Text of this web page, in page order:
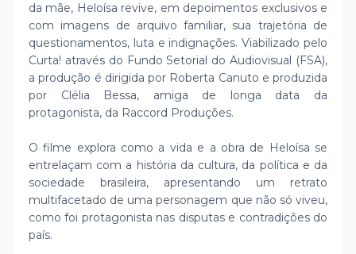
da mãe, Heloísa revive, em depoimentos exclusivos e
com imagens de arquivo familiar, sua trajetória de
questionamentos, luta e indignações. Viabilizado pelo
Curta! através do Fundo Setorial do Audiovisual (FSA),
a produção é dirigida por Roberta Canuto e produzida
por Clélia Bessa, amiga de longa data da
protagonista, da Raccord Produções.
O filme explora como a vida e a obra de Heloísa se
entrelaçam com a história da cultura, da política e da
sociedade brasileira, apresentando um retrato
multifacetado de uma personagem que não só viveu,
como foi protagonista nas disputas e contradições do
país.